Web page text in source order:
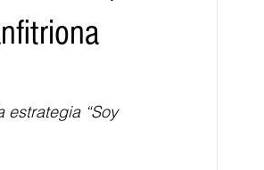
estrategia “Soy